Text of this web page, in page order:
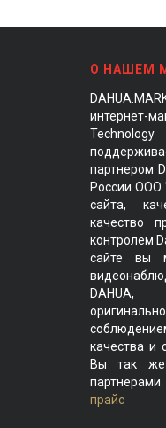
О НАШЕМ
интернет-
партнером
России ООО
сайта,
качество
контролем
сайте вы
DAHUA,
качества и
Вы так же
прайс